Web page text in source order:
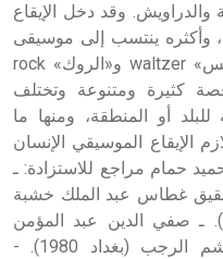
وقد دخل الإيقاع
وأكثره ينتسب إلى موسيقى
الجاز وموسيقى الرقص مثل «الفالس» waltzer و«الروك» rock
كثيرة ومتنوعة وتختلف
للبلد أو المنطقة، ومنها ما
الإيقاع الموسيقي الإنسان
حمام مراجع للاستزادة: ـ
تحقيق غطاس عبد الملك خشبة
(دار الكتاب العربي، القاهرة 1967). ـ صفي الدين عبد المؤمن
الأرموي، كتاب الأدوار، تحقيق هاشم الرجب (بغداد 1980). -